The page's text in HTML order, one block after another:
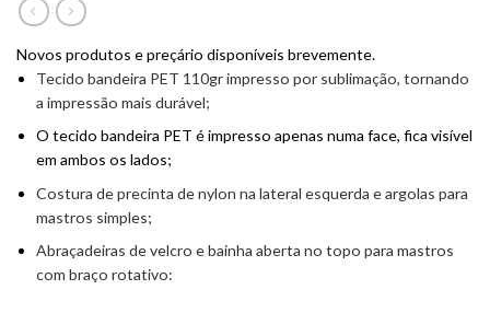
Novos produtos e preçário disponíveis brevemente.
Tecido bandeira PET 110gr impresso por sublimação, tornando
a impressão mais durável;
O tecido bandeira PET é impresso apenas numa face, fica visível
em ambos os lados;
Costura de precinta de nylon na lateral esquerda e argolas para
mastros simples;
Abraçadeiras de velcro e bainha aberta no topo para mastros
com braço rotativo: